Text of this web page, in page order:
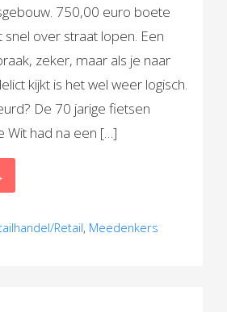
750,00 euro boete
snel over straat lopen. Een
zeker, maar als je naar
kijkt is het wel weer logisch.
De 70 jarige fietsen
Wit had na een […]
Retail, Meedenkers